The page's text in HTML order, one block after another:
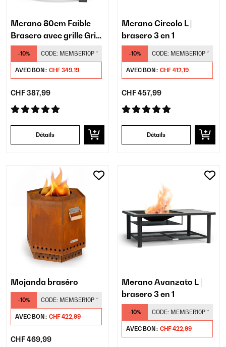
Merano 80cm Faible
Brasero avec grille Gris
clair
-10% CODE: MEMBER10P *
AVEC BON : CHF 349,19
CHF 387,99
Détails
Merano Circolo L |
brasero 3 en 1
-10% CODE: MEMBER10P *
AVEC BON : CHF 412,19
CHF 457,99
Détails
Mojanda braséro
-10% CODE: MEMBER10P *
AVEC BON : CHF 422,99
CHF 469,99
Merano Avanzato L |
brasero 3 en 1
-10% CODE: MEMBER10P *
AVEC BON : CHF 422,99